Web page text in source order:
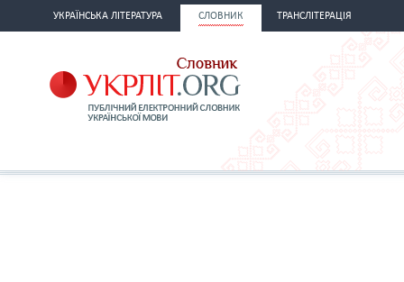
УКРАЇНСЬКА ЛІТЕРАТУРА СЛОВНИК ТРАНСЛІТЕРАЦІЯ